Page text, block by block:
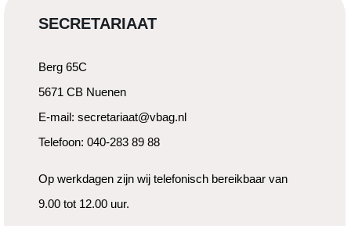
SECRETARIAAT
Berg 65C
5671 CB Nuenen
E-mail: secretariaat@vbag.nl
Telefoon: 040-283 89 88
Op werkdagen zijn wij telefonisch bereikbaar van
9.00 tot 12.00 uur.